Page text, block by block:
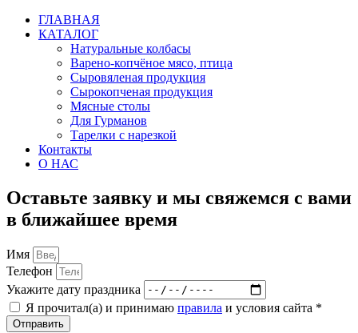
ГЛАВНАЯ
КАТАЛОГ
Натуральные колбасы
Варено-копчёное мясо, птица
Сыровяленая продукция
Сырокопченая продукция
Мясные столы
Для Гурманов
Тарелки с нарезкой
Контакты
О НАС
Оставьте заявку и мы свяжемся с вами
в ближайшее время
Имя
Телефон
Укажите дату праздника
Я прочитал(а) и принимаю правила и условия сайта *
Отправить